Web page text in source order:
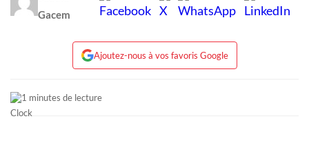
Gacem
Ajoutez-nous à vos favoris Google
1 minutes de lecture